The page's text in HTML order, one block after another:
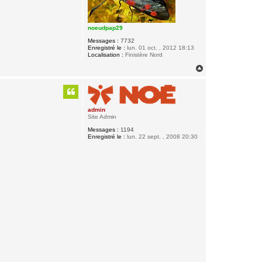
noeudpap29
Messages : 7732
Enregistré le : lun. 01 oct. , 2012 18:13
Localisation : Finistère Nord
admin
Site Admin
Messages : 1194
Enregistré le : lun. 22 sept. , 2008 20:30